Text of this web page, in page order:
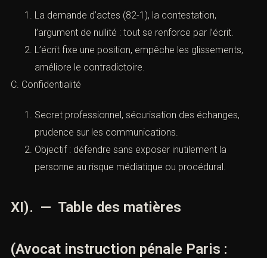
La demande d’actes (82-1), la contestation,
l’argument de nullité : tout se renforce par l’écrit.
L’écrit fixe une position, empêche les glissements,
améliore le contradictoire.
C. Confidentialité
Secret professionnel, sécurisation des échanges,
prudence sur les communications.
Objectif : défendre sans exposer inutilement la
personne au risque médiatique ou procédural.
XI). — Table des matières
(Avocat instruction pénale Paris :